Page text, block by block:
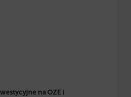
na OZE i